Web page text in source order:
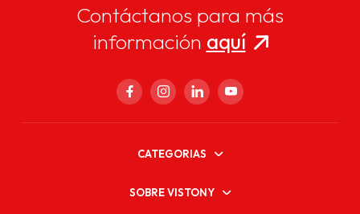
Contáctanos para más
información aquí
CATEGORIAS
SOBRE VISTONY